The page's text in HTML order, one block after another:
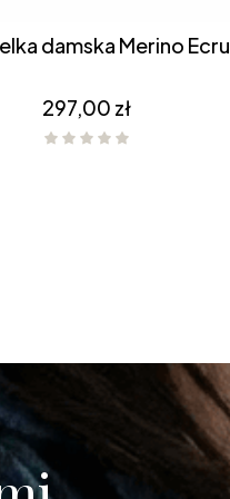
Kamizelka damska Merino Ecru
Cena
297,00 zł